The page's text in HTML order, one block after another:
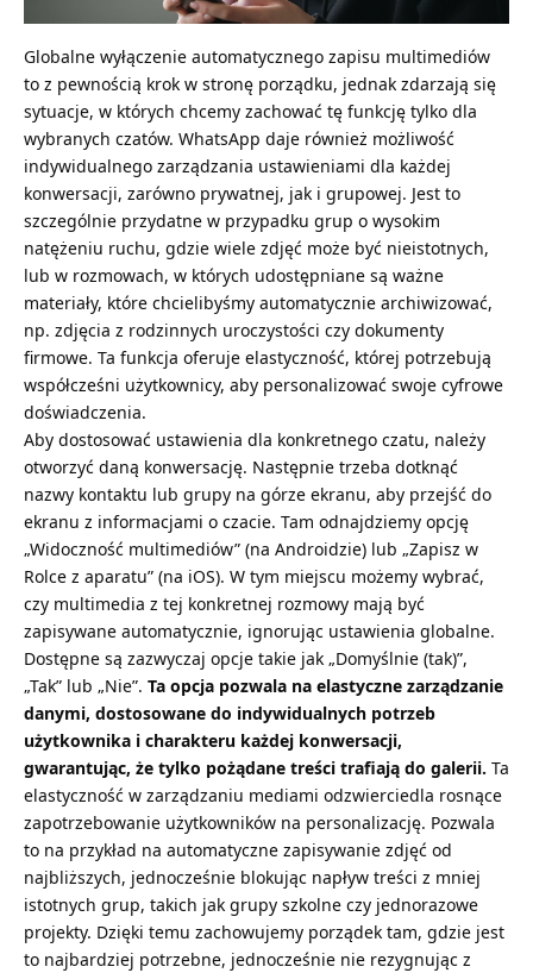
Globalne wyłączenie automatycznego zapisu multimediów
to z pewnością krok w stronę porządku, jednak zdarzają się
sytuacje, w których chcemy zachować tę funkcję tylko dla
wybranych czatów. WhatsApp daje również możliwość
indywidualnego zarządzania ustawieniami dla każdej
konwersacji, zarówno prywatnej, jak i grupowej. Jest to
szczególnie przydatne w przypadku grup o wysokim
natężeniu ruchu, gdzie wiele zdjęć może być nieistotnych,
lub w rozmowach, w których udostępniane są ważne
materiały, które chcielibyśmy automatycznie archiwizować,
np. zdjęcia z rodzinnych uroczystości czy dokumenty
firmowe. Ta funkcja oferuje elastyczność, której potrzebują
współcześni użytkownicy, aby personalizować swoje cyfrowe
doświadczenia.
Aby dostosować ustawienia dla konkretnego czatu, należy
otworzyć daną konwersację. Następnie trzeba dotknąć
nazwy kontaktu lub grupy na górze ekranu, aby przejść do
ekranu z informacjami o czacie. Tam odnajdziemy opcję
„Widoczność multimediów” (na Androidzie) lub „Zapisz w
Rolce z aparatu” (na iOS). W tym miejscu możemy wybrać,
czy multimedia z tej konkretnej rozmowy mają być
zapisywane automatycznie, ignorując ustawienia globalne.
Dostępne są zazwyczaj opcje takie jak „Domyślnie (tak)”,
„Tak” lub „Nie”. Ta opcja pozwala na elastyczne zarządzanie
danymi, dostosowane do indywidualnych potrzeb
użytkownika i charakteru każdej konwersacji,
gwarantując, że tylko pożądane treści trafiają do galerii. Ta
elastyczność w zarządzaniu mediami odzwierciedla rosnące
zapotrzebowanie użytkowników na personalizację. Pozwala
to na przykład na automatyczne zapisywanie zdjęć od
najbliższych, jednocześnie blokując napływ treści z mniej
istotnych grup, takich jak grupy szkolne czy jednorazowe
projekty. Dzięki temu zachowujemy porządek tam, gdzie jest
to najbardziej potrzebne, jednocześnie nie rezygnując z